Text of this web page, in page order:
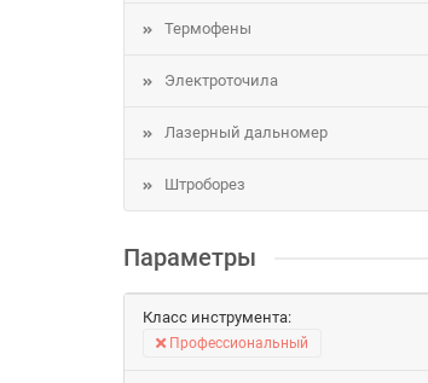
Термофены
Электроточила
Лазерный дальномер
Штроборез
Параметры
Класс инструмента:
Профессиональный